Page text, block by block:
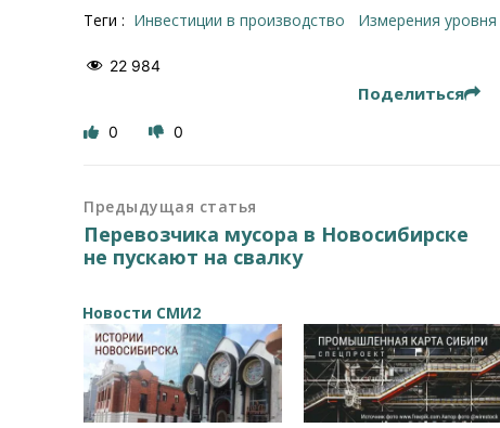
Теги : инвестиции в производство измерения
22 984
Поделиться
0 0
Предыдущая статья
Перевозчика мусора в Новосибирске
не пускают на свалку
Новости СМИ2